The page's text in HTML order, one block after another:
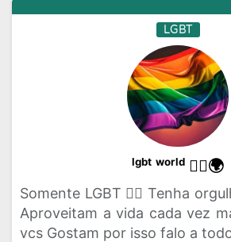
LGBT
ˡᵍᵇᵗ ʷᵒʳˡᵈ 🏳️‍🌈🌍
Somente LGBT 🏳️‍🌈 Tenha
Aproveitam a vida cada vez
vcs Gostam por isso falo a